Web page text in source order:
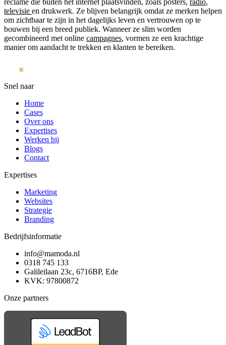
televisie en drukwerk. Ze blijven belangrijk omdat ze merken helpen
om zichtbaar te zijn in het dagelijks leven en vertrouwen op te
bouwen bij een breed publiek. Wanneer ze slim worden
gecombineerd met online campagnes, vormen ze een krachtige
manier om aandacht te trekken en klanten te bereiken.
Snel naar
Home
Cases
Over ons
Expertises
Werken bij
Blogs
Contact
Expertises
Marketing
Websites
Strategie
Branding
Bedrijfsinformatie
info@mamoda.nl
0318 745 133
Galileilaan 23c, 6716BP, Ede
KVK: 97800872
Onze partners